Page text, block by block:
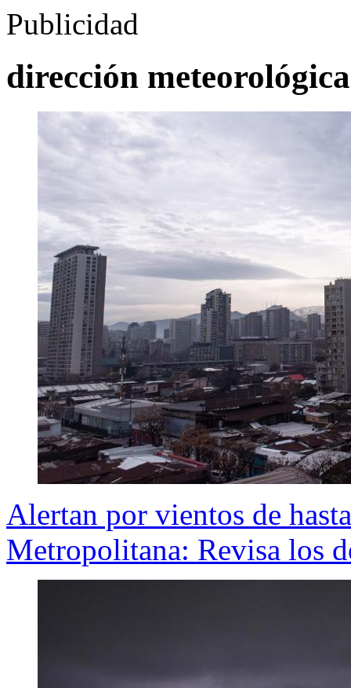
Publicidad
dirección meteorológica
Alertan por vientos de
Metropolitana: Revisa los